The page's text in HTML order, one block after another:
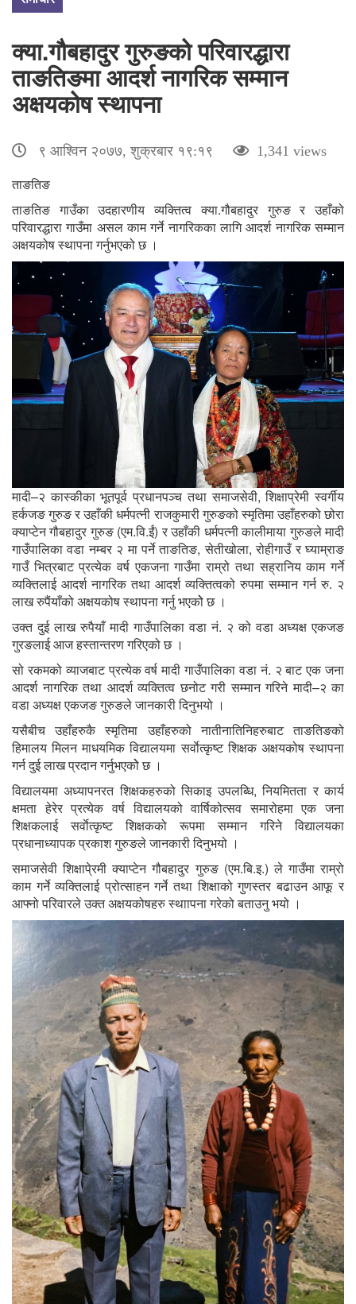
क्या.गौबहादुर गुरुङको परिवारद्धारा
ताङतिङमा आदर्श नागरिक सम्मान
अक्षयकोष स्थापना
९ आश्विन २०७७, शुक्रबार १९:१९ 1,341 views
ताङतिङ
ताङतिङ गाउँका उदहारणीय व्यक्तित्व क्या.गौबहादुर गुरुङ र उहाँको
परिवारद्धारा गाउँमा असल काम गर्ने नागरिकका लागि आदर्श नागरिक सम्मान
अक्षयकोष स्थापना गर्नुभएको छ ।
मादी–२ कास्कीका भूतपूर्व प्रधानपञ्च तथा समाजसेवी, शिक्षाप्रेमी स्वर्गीय
हर्कजङ गुरुङ र उहाँकी धर्मपत्नी राजकुमारी गुरुङको स्मृतिमा उहाँहरुको छोरा
क्याप्टेन गौबहादुर गुरुङ (एम.वि.ईं) र उहाँकी धर्मपत्नी कालीमाया गुरुङले मादी
गाउँपालिका वडा नम्बर २ मा पर्ने ताङतिङ, सेतीखोला, रोहीगाउँ र घ्याम्राङ
गाउँ भित्रबाट प्रत्येक वर्ष एकजना गाउँमा राम्रो तथा सह्रानिय काम गर्ने
व्यक्तिलाई आदर्श नागरिक तथा आदर्श व्यक्तित्वको रुपमा सम्मान गर्न रु. २
लाख रुपैंयाँको अक्षयकोष स्थापना गर्नु भएकोे छ ।
उक्त दुई लाख रुपैयाँ मादी गाउँपालिका वडा नं. २ को वडा अध्यक्ष एकजङ
गुरङलाई आज हस्तान्तरण गरिएको छ ।
सो रकमको व्याजबाट प्रत्येक वर्ष मादी गाउँपालिका वडा नं. २ बाट एक जना
आदर्श नागरिक तथा आदर्श व्यक्तित्व छनोट गरी सम्मान गरिने मादी–२ का
वडा अध्यक्ष एकजङ गुरुङले जानकारी दिनुभयो ।
यसैबीच उहाँहरुकै स्मृतिमा उहाँहरुको नातीनातिनिहरुबाट ताङतिङको
हिमालय मिलन माधयमिक विद्यालयमा सर्वाेत्कृष्ट शिक्षक अक्षयकोष स्थापना
गर्न दुई लाख प्रदान गर्नुभएकोे छ ।
विद्यालयमा अध्यापनरत शिक्षकहरुको सिकाइ उपलब्धि, नियमितता र कार्य
क्षमता हेरेर प्रत्येक वर्ष विद्यालयको वार्षिकोत्सव समारोहमा एक जना
शिक्षकलाई सर्वाेत्कृष्ट शिक्षकको रूपमा सम्मान गरिने विद्यालयका
प्रधानाध्यापक प्रकाश गुरुङले जानकारी दिनुभयो ।
समाजसेवी शिक्षापे्रमी क्याप्टेन गौबहादुर गुरुङ (एम.बि.इ.) ले गाउँमा राम्रो
काम गर्ने व्यक्तिलाई प्रोत्साहन गर्ने तथा शिक्षाको गुणस्तर बढाउन आफू र
आफ्नो परिवारले उक्त अक्षयकोषहरु स्थाापना गरेको बताउनु भयो ।